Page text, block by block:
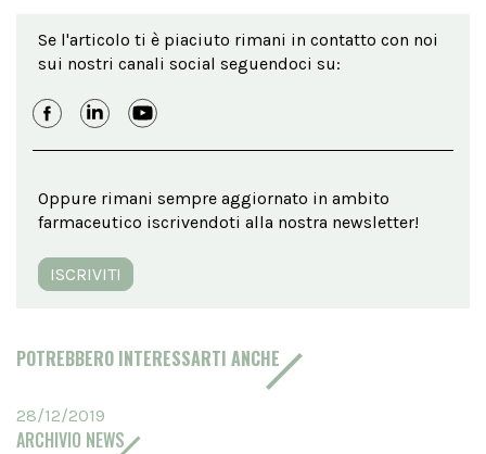
Se l'articolo ti è piaciuto rimani in contatto con noi
sui nostri canali social seguendoci su:
Oppure rimani sempre aggiornato in ambito
farmaceutico iscrivendoti alla nostra newsletter!
ISCRIVITI
POTREBBERO INTERESSARTI ANCHE
28/12/2019
ARCHIVIO NEWS